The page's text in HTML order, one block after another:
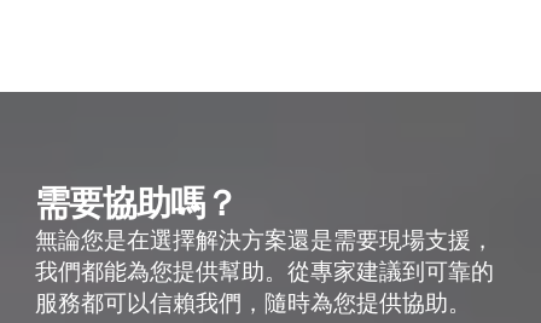
需要協助嗎？
無論您是在選擇解決方案還是需要現場支援，
我們都能為您提供幫助。從專家建議到可靠的
服務都可以信賴我們，隨時為您提供協助。